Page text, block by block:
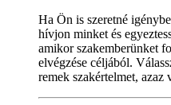
Ha Ön is szeretné
hívjon minket és
amikor szakemberünket
elvégzése céljából.
remek szakértelmet, azaz